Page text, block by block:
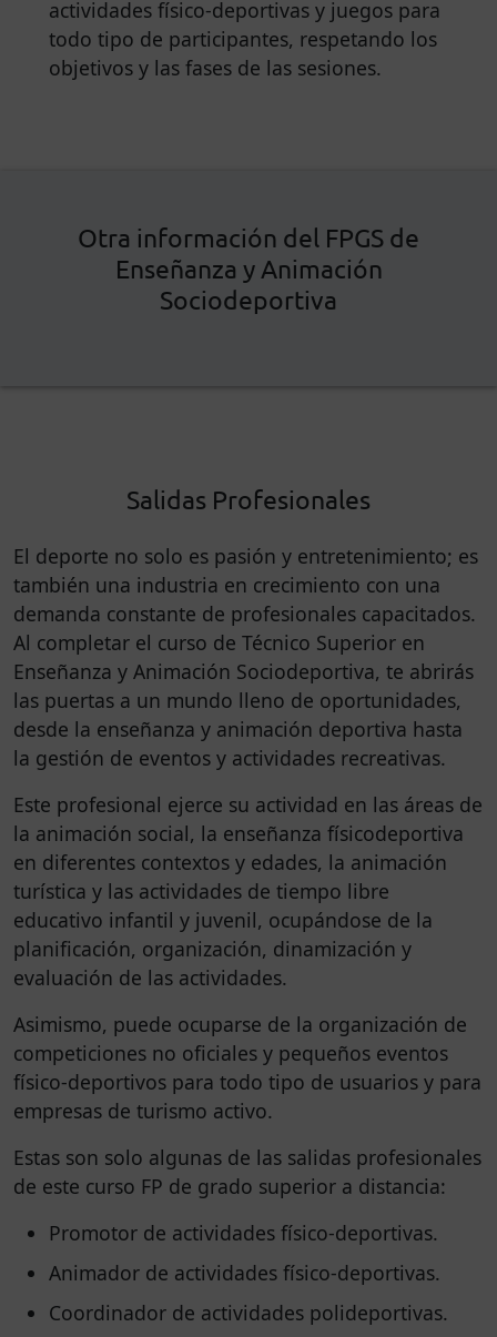
actividades físico-deportivas y juegos para
todo tipo de participantes, respetando los
objetivos y las fases de las sesiones.
Otra información del FPGS de
Enseñanza y Animación
Sociodeportiva
Salidas Profesionales
El deporte no solo es pasión y entretenimiento; es
también una industria en crecimiento con una
demanda constante de profesionales capacitados.
Al completar el curso de Técnico Superior en
Enseñanza y Animación Sociodeportiva, te abrirás
las puertas a un mundo lleno de oportunidades,
desde la enseñanza y animación deportiva hasta
la gestión de eventos y actividades recreativas.
Este profesional ejerce su actividad en las áreas de
la animación social, la enseñanza físicodeportiva
en diferentes contextos y edades, la animación
turística y las actividades de tiempo libre
educativo infantil y juvenil, ocupándose de la
planificación, organización, dinamización y
evaluación de las actividades.
Asimismo, puede ocuparse de la organización de
competiciones no oficiales y pequeños eventos
físico-deportivos para todo tipo de usuarios y para
empresas de turismo activo.
Estas son solo algunas de las salidas profesionales
de este curso FP de grado superior a distancia:
Promotor de actividades físico-deportivas.
Animador de actividades físico-deportivas.
Coordinador de actividades polideportivas.